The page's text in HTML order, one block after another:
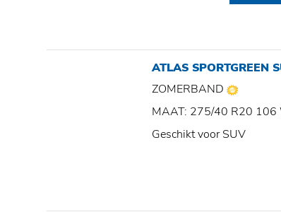
ATLAS SPORTGREEN
ZOMERBAND
MAAT: 275/40 R20 106
Geschikt voor SUV